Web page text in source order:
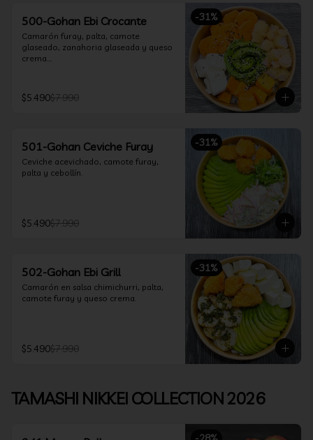
-31%
500-Gohan Ebi Crocante
Camarón furay, palta, camote
glaseado, zanahoria glaseada y queso
crema.
$5.490$7.990
-31%
501-Gohan Ceviche Furay
Ceviche acevichado, camote furay,
palta y cebollín.
$5.490$7.990
-31%
502-Gohan Ebi Grill
Camarón en salsa chimichurri, palta,
camote furay y queso crema.
$5.490$7.990
TAMASHI NIKKEI COLLECTION 2026